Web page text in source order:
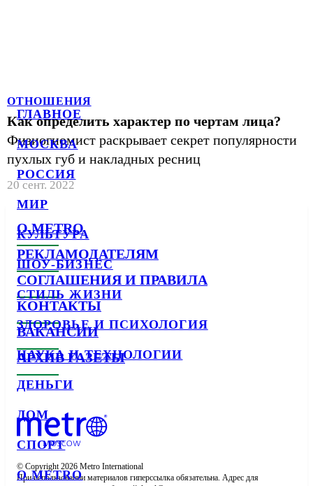
ГЛАВНОЕ
МОСКВА
РОССИЯ
МИР
КУЛЬТУРА
ШОУ-БИЗНЕС
СТИЛЬ ЖИЗНИ
ЗДОРОВЬЕ И ПСИХОЛОГИЯ
НАУКА И ТЕХНОЛОГИИ
ДЕНЬГИ
ДОМ
СПОРТ
О METRO
ОТНОШЕНИЯ
Как определить характер по чертам лица?
Физиогномист раскрывает секрет популярности
пухлых губ и накладных ресниц
20 сент. 2022
О METRO
РЕКЛАМОДАТЕЛЯМ
СОГЛАШЕНИЯ И ПРАВИЛА
КОНТАКТЫ
ВАКАНСИИ
АРХИВ ГАЗЕТЫ
© Copyright 2026 Metro International
При использовании материалов гиперссылка обязательна. Адрес для